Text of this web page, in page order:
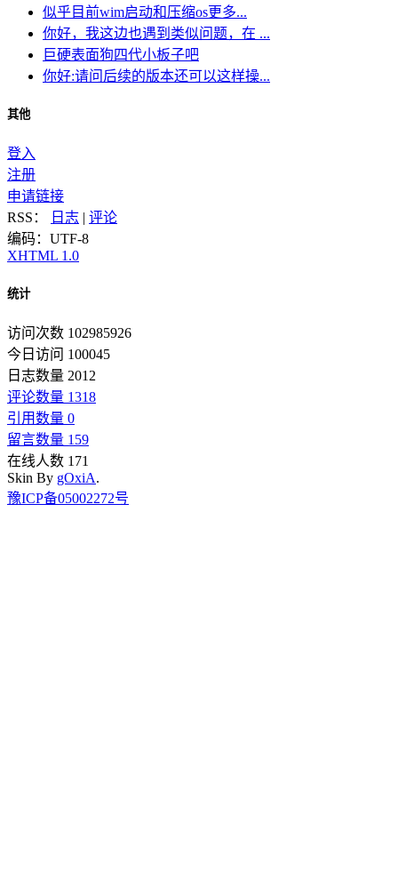
似乎目前wim启动和压缩os更多...
你好，我这边也遇到类似问题，在 ...
巨硬表面狗四代小板子吧
你好:请问后续的版本还可以这样操...
其他
登入
注册
申请链接
RSS：
日志 | 评论
编码：UTF-8
XHTML 1.0
统计
访问次数 102985926
今日访问 100045
日志数量 2012
评论数量 1318
引用数量 0
留言数量 159
在线人数 171
Skin By gOxiA.
豫ICP备05002272号